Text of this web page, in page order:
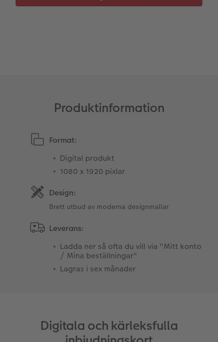
hexxas
CEWE-presentkort
Direktleverans
Produktinformation
Format:
Digital produkt
1080 x 1920 pixlar
Design:
Brett utbud av moderna designmallar
Leverans:
Ladda ner så ofta du vill via "Mitt konto
/ Mina beställningar"
Lagras i sex månader
Digitala och kärleksfulla